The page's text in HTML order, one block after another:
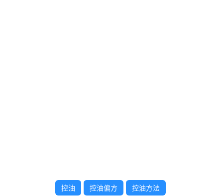
控油 控油偏方 控油方法